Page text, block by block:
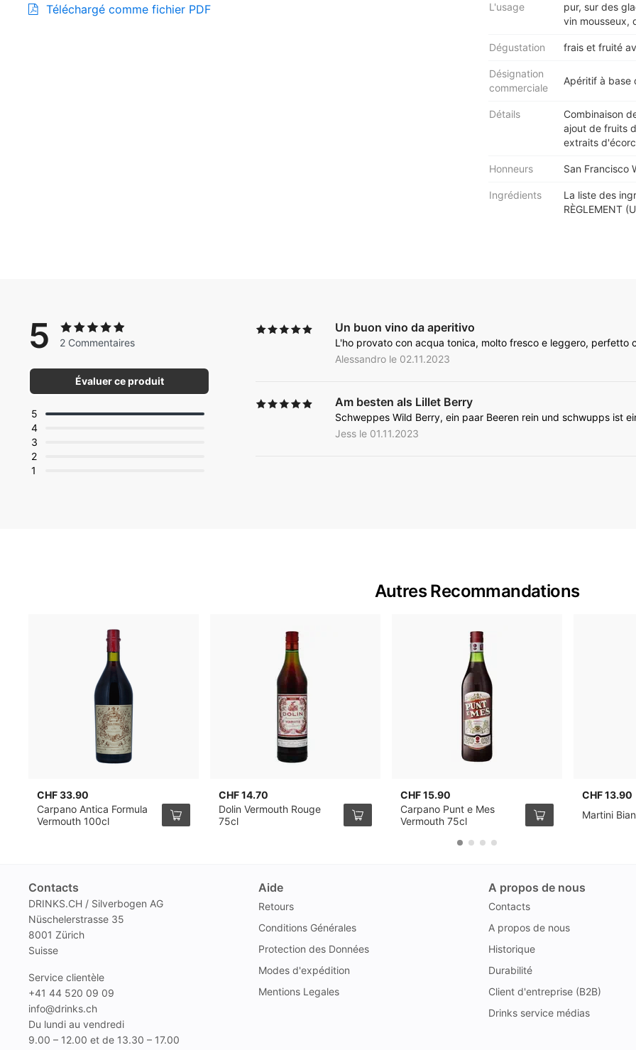
Téléchargé comme fichier PDF L'usage
pur, sur des
vin mousseux,
Dégustation frais et fruité
Désignation
commerciale
Apéritif à base
Détails
Combinaison
ajout de fruits
extraits
Honneurs San Francisco
Ingrédients
La liste des
RÈGLEMENT
5 2 Commentaires
Évaluer ce produit
5
4
3
2
1
Un buon vino da aperitivo
L'ho provato con acqua tonica, molto fresco e leggero, perfetto
Alessandro le 02.11.2023
Am besten als Lillet Berry
Schweppes Wild Berry, ein paar Beeren rein und schwupps ist
Jess le 01.11.2023
Autres Recommandations
CHF 33.90
Carpano Antica Formula
Vermouth 100cl
CHF 14.70
Dolin Vermouth Rouge
75cl
CHF 15.90
Carpano Punt e Mes
Vermouth 75cl
CHF 13.90
Martini
Contacts
DRINKS.CH / Silverbogen AG
Nüschelerstrasse 35
8001 Zürich
Suisse
Service clientèle
+41 44 520 09 09
info@drinks.ch
Du lundi au vendredi
9.00 – 12.00 et de 13.30 – 17.00
Aide
Retours
Conditions Générales
Protection des Données
Modes d'expédition
Mentions Legales
A propos de nous
Contacts
A propos de nous
Historique
Durabilité
Client d'entreprise (B2B)
Drinks service médias